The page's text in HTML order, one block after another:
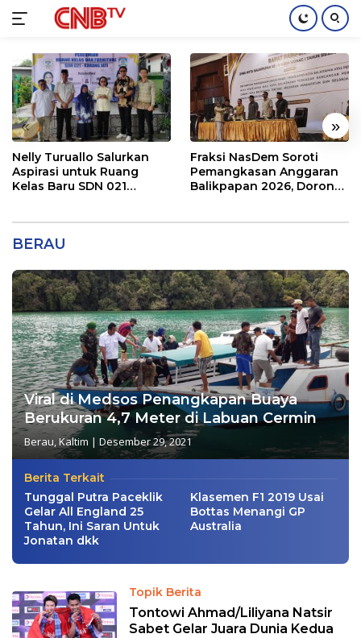
konten
« »
Nelly Turuallo Salurkan
Aspirasi untuk Ruang
Kelas Baru SDN 021
Fraksi NasDem Soroti
Pemangkasan Anggaran
Balikpapan 2026, Dorong
BERAU
Viral di Medsos Penangkapan Buaya
Berukuran 4,7 Meter di Labuan Cermin
Berau,Kaltim | Desember 29, 2021
Berita Terkait
Tunggal Putra Paceklik
Gelar All England 25
Tahun, Ini Saran Untuk
Jonatan dkk
Klasemen F1 2019 Usai
Bottas Menangi GP
Australia
Topik Berita
Tontowi Ahmad/Liliyana Natsir
Sabet Gelar Juara Dunia Kedua